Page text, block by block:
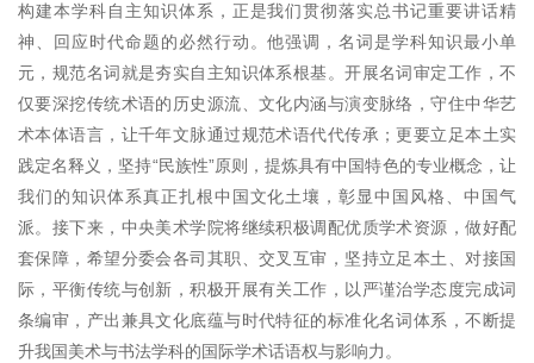
构建本学科自主知识体系，正是我们贯彻落实总书记重要讲话精
神、回应时代命题的必然行动。他强调，名词是学科知识最小单
元，规范名词就是夯实自主知识体系根基。开展名词审定工作，不
仅要深挖传统术语的历史源流、文化内涵与演变脉络，守住中华艺
术本体语言，让千年文脉通过规范术语代代传承；更要立足本土实
践定名释义，坚持“民族性”原则，提炼具有中国特色的专业概念，让
我们的知识体系真正扎根中国文化土壤，彰显中国风格、中国气
派。接下来，中央美术学院将继续积极调配优质学术资源，做好配
套保障，希望分委会各司其职、交叉互审，坚持立足本土、对接国
际，平衡传统与创新，积极开展有关工作，以严谨治学态度完成词
条编审，产出兼具文化底蕴与时代特征的标准化名词体系，不断提
升我国美术与书法学科的国际学术话语权与影响力。